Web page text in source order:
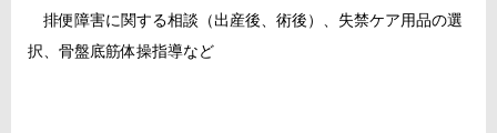
排便障害に関する相談（出産後、術後）、失禁ケア用品の選
択、骨盤底筋体操指導など